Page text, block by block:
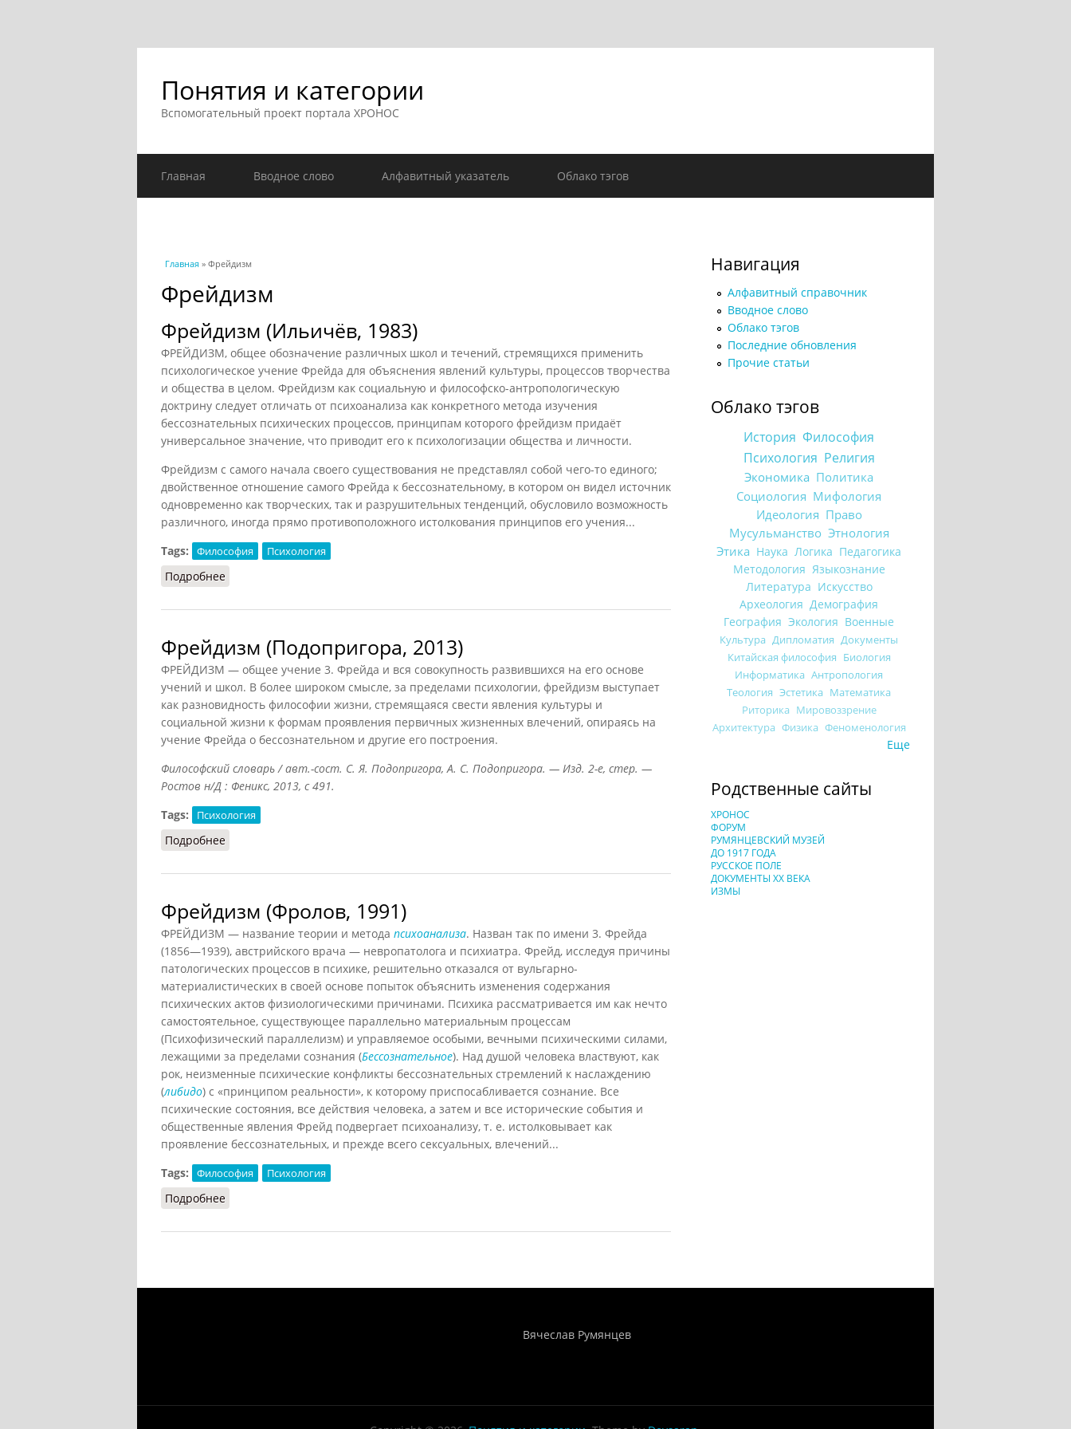
Понятия и категории
Вспомогательный проект портала ХРОНОС
Главная Вводное слово Алфавитный указатель Облако тэгов
Вы здесь
Главная » Фрейдизм
Фрейдизм
Фрейдизм (Ильичёв, 1983)
ФРЕЙДИЗМ, общее обозначение различных школ и течений, стремящихся применить
психологическое учение Фрейда для объяснения явлений культуры, процессов творчества
и общества в целом. Фрейдизм как социальную и философско-антропологическую
доктрину следует отличать от психоанализа как конкретного метода изучения
бессознательных психических процессов, принципам которого фрейдизм придаёт
универсальное значение, что приводит его к психологизации общества и личности.
Фрейдизм с самого начала своего существования не представлял собой чего-то единого;
двойственное отношение самого Фрейда к бессознательному, в котором он видел источник
одновременно как творческих, так и разрушительных тенденций, обусловило возможность
различного, иногда прямо противоположного истолкования принципов его учения...
Tags:
Философия Психология
Подробнее
Фрейдизм (Подопригора, 2013)
ФРЕЙДИЗМ — общее учение 3. Фрейда и вся совокупность развившихся на его основе
учений и школ. В более широком смысле, за пределами психологии, фрейдизм выступает
как разновидность философии жизни, стремящаяся свести явления культуры и
социальной жизни к формам проявления первичных жизненных влечений, опираясь на
учение Фрейда о бессознательном и другие его построения.
Философский словарь / авт.-сост. С. Я. Подопригора, А. С. Подопригора. — Изд. 2-е, стер. —
Ростов н/Д : Феникс, 2013, с 491.
Tags:
Психология
Подробнее
Фрейдизм (Фролов, 1991)
ФРЕЙДИЗМ — название теории и метода психоанализа. Назван так по имени 3. Фрейда
(1856—1939), австрийского врача — невропатолога и психиатра. Фрейд, исследуя причины
патологических процессов в психике, решительно отказался от вульгарно-
материалистических в своей основе попыток объяснить изменения содержания
психических актов физиологическими причинами. Психика рассматривается им как нечто
самостоятельное, существующее параллельно материальным процессам
(Психофизический параллелизм) и управляемое особыми, вечными психическими силами,
лежащими за пределами сознания (Бессознательное). Над душой человека властвуют, как
рок, неизменные психические конфликты бессознательных стремлений к наслаждению
(либидо) с «принципом реальности», к которому приспосабливается сознание. Все
психические состояния, все действия человека, а затем и все исторические события и
общественные явления Фрейд подвергает психоанализу, т. е. истолковывает как
проявление бессознательных, и прежде всего сексуальных, влечений...
Tags:
Философия Психология
Подробнее
Навигация
Алфавитный справочник
Вводное слово
Облако тэгов
Последние обновления
Прочие статьи
Облако тэгов
История Философия
Психология Религия
Экономика Политика
Социология Мифология
Идеология Право
Мусульманство Этнология
Этика Наука Логика Педагогика
Методология Языкознание
Литература Искусство
Археология Демография
География Экология Военные
Культура Дипломатия Документы
Китайская философия Биология
Информатика Антропология
Теология Эстетика Математика
Риторика Мировоззрение
Архитектура Физика Феноменология
Еще
Родственные сайты
ХРОНОС
ФОРУМ
РУМЯНЦЕВСКИЙ МУЗЕЙ
ДО 1917 ГОДА
РУССКОЕ ПОЛЕ
ДОКУМЕНТЫ XX ВЕКА
ИЗМЫ
Вячеслав Румянцев